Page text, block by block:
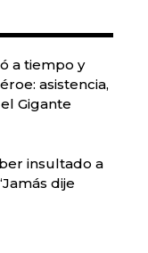
a tiempo y
asistencia,
Gigante
insultado a
dije